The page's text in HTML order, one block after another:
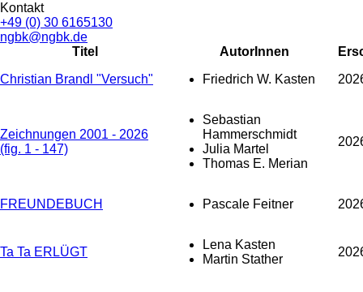
Kontakt
+49 (0) 30 6165130
ngbk@ngbk.de
Titel
AutorInnen
Christian Brandl "Versuch"
Friedrich W. Kasten
Zeichnungen 2001 - 2026
(fig. 1 - 147)
Sebastian
Hammerschmidt
Julia Martel
Thomas E. Merian
FREUNDEBUCH Pascale Feitner
Ta Ta ERLÜGT
Lena Kasten
Martin Stather